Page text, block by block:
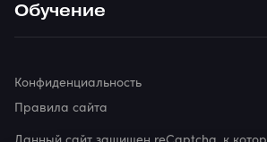
Обучение
Конфиденциальность
Правила сайта